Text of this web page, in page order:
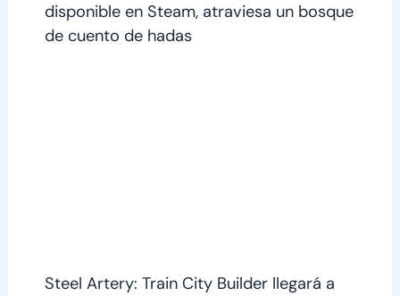
disponible en Steam, atraviesa un bosque
de cuento de hadas
Steel Artery: Train City Builder llegará a